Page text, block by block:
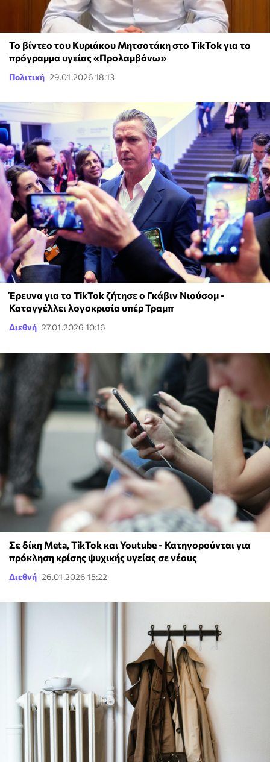
Το βίντεο του Κυριάκου Μητσοτάκη στο TikTok για το
πρόγραμμα υγείας «Προλαμβάνω»
Πολιτική 29.01.2026 18:13
Έρευνα για το TikTok ζήτησε ο Γκάβιν Νιούσομ -
Καταγγέλλει λογοκρισία υπέρ Τραμπ
Διεθνή 27.01.2026 10:16
Σε δίκη Meta, TikTok και Youtube - Κατηγορούνται για
πρόκληση κρίσης ψυχικής υγείας σε νέους
Διεθνή 26.01.2026 15:22